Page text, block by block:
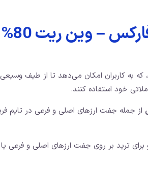
که به کاربران امکان می‌دهد تا از طیف وسیعی
خود استفاده کنند.
از جمله جفت ارزهای اصلی و فرعی در تایم
برای ترید بر روی جفت ارزهای اصلی و فرعی یا